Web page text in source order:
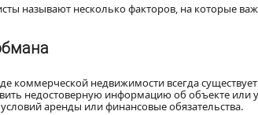
называют несколько факторов, на которые
коммерческой недвижимости всегда
недостоверную информацию об объекте
аренды или финансовые обязательства.